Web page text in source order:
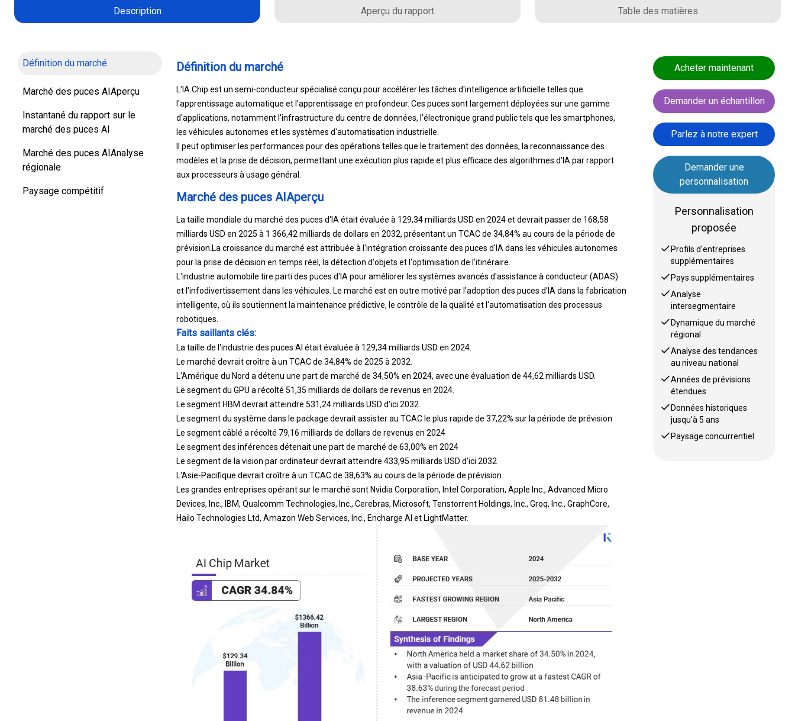
Description Aperçu du rapport Table des matières
Définition du marché
Marché des puces AIAperçu
Instantané du rapport sur le
marché des puces AI
Marché des puces AIAnalyse
régionale
Paysage compétitif
Définition du marché
L'IA Chip est un semi-conducteur spécialisé conçu pour accélérer les tâches d'intelligence artificielle telles que
l'apprentissage automatique et l'apprentissage en profondeur. Ces puces sont largement déployées sur une gamme
d'applications, notamment l'infrastructure du centre de données, l'électronique grand public tels que les smartphones,
les véhicules autonomes et les systèmes d'automatisation industrielle.
Il peut optimiser les performances pour des opérations telles que le traitement des données, la reconnaissance des
modèles et la prise de décision, permettant une exécution plus rapide et plus efficace des algorithmes d'IA par rapport
aux processeurs à usage général.
Marché des puces AIAperçu
La taille mondiale du marché des puces d'IA était évaluée à 129,34 milliards USD en 2024 et devrait passer de 168,58
milliards USD en 2025 à 1 366,42 milliards de dollars en 2032, présentant un TCAC de 34,84% au cours de la période de
prévision.La croissance du marché est attribuée à l'intégration croissante des puces d'IA dans les véhicules autonomes
pour la prise de décision en temps réel, la détection d'objets et l'optimisation de l'itinéraire.
L'industrie automobile tire parti des puces d'IA pour améliorer les systèmes avancés d'assistance à conducteur (ADAS)
et l'infodivertissement dans les véhicules. Le marché est en outre motivé par l'adoption des puces d'IA dans la fabrication
intelligente, où ils soutiennent la maintenance prédictive, le contrôle de la qualité et l'automatisation des processus
robotiques.
Faits saillants clés:
La taille de l'industrie des puces AI était évaluée à 129,34 milliards USD en 2024.
Le marché devrait croître à un TCAC de 34,84% de 2025 à 2032.
L'Amérique du Nord a détenu une part de marché de 34,50% en 2024, avec une évaluation de 44,62 milliards USD.
Le segment du GPU a récolté 51,35 milliards de dollars de revenus en 2024.
Le segment HBM devrait atteindre 531,24 milliards USD d'ici 2032.
Le segment du système dans le package devrait assister au TCAC le plus rapide de 37,22% sur la période de prévision
Le segment câblé a récolté 79,16 milliards de dollars de revenus en 2024
Le segment des inférences détenait une part de marché de 63,00% en 2024
Le segment de la vision par ordinateur devrait atteindre 433,95 milliards USD d'ici 2032
L'Asie-Pacifique devrait croître à un TCAC de 38,63% au cours de la période de prévision.
Les grandes entreprises opérant sur le marché sont Nvidia Corporation, Intel Corporation, Apple Inc., Advanced Micro
Devices, Inc., IBM, Qualcomm Technologies, Inc., Cerebras, Microsoft, Tenstorrent Holdings, Inc., Groq, Inc., GraphCore,
Hailo Technologies Ltd, Amazon Web Services, Inc., Encharge AI et LightMatter.
Acheter maintenant
Demander un échantillon
Parlez à notre expert
Demander une
personnalisation
Personnalisation
proposée
Profils d'entreprises
supplémentaires
Pays supplémentaires
Analyse
intersegmentaire
Dynamique du marché
régional
Analyse des tendances
au niveau national
Années de prévisions
étendues
Données historiques
jusqu'à 5 ans
Paysage concurrentiel